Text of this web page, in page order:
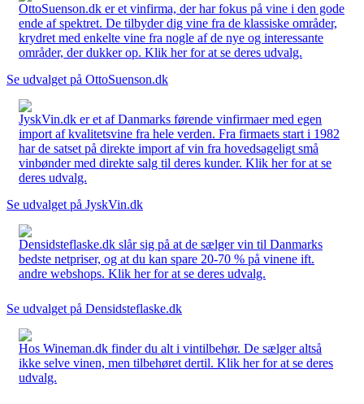
OttoSuenson.dk er et vinfirma, der har fokus på vine i den gode
ende af spektret. De tilbyder dig vine fra de klassiske områder,
krydret med enkelte vine fra nogle af de nye og interessante
områder, der dukker op. Klik her for at se deres udvalg.
Se udvalget på OttoSuenson.dk
JyskVin.dk er et af Danmarks førende vinfirmaer med egen
import af kvalitetsvine fra hele verden. Fra firmaets start i 1982
har de satset på direkte import af vin fra hovedsageligt små
vinbønder med direkte salg til deres kunder. Klik her for at se
deres udvalg.
Se udvalget på JyskVin.dk
Densidsteflaske.dk slår sig på at de sælger vin til Danmarks
bedste netpriser, og at du kan spare 20-70 % på vinene ift.
andre webshops. Klik her for at se deres udvalg.
Se udvalget på Densidsteflaske.dk
Hos Wineman.dk finder du alt i vintilbehør. De sælger altså
ikke selve vinen, men tilbehøret dertil. Klik her for at se deres
udvalg.